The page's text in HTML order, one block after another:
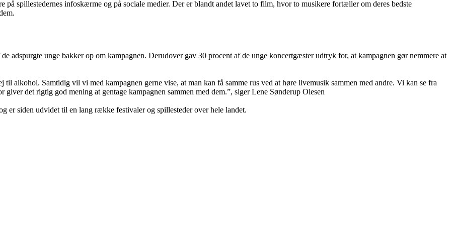
spillestedernes infoskærme og på sociale medier. Der er blandt andet lavet to film, hvor to musikere fortæller om deres bedste
adspurgte unge bakker op om kampagnen. Derudover gav 30 procent af de unge koncertgæster udtryk for, at kampagnen gør nemmere at
alkohol. Samtidig vil vi med kampagnen gerne vise, at man kan få samme rus ved at høre livemusik sammen med andre. Vi kan se fra
det rigtig god mening at gentage kampagnen sammen med dem.”, siger Lene Sønderup Olesen
er siden udvidet til en lang række festivaler og spillesteder over hele landet.